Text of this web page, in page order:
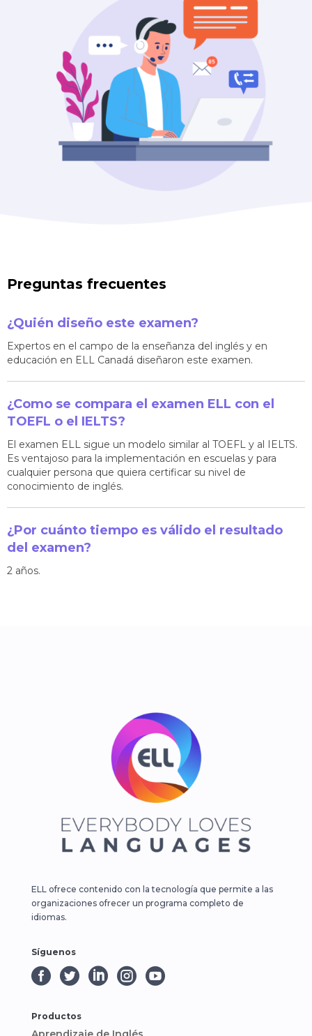
Preguntas frecuentes
¿Quién diseño este examen?
Expertos en el campo de la enseñanza del inglés y en
educación en ELL Canadá diseñaron este examen.
¿Como se compara el examen ELL con el
TOEFL o el IELTS?
El examen ELL sigue un modelo similar al TOEFL y al IELTS.
Es ventajoso para la implementación en escuelas y para
cualquier persona que quiera certificar su nivel de
conocimiento de inglés.
¿Por cuánto tiempo es válido el resultado
del examen?
2 años.
ELL ofrece contenido con la tecnología que permite a las
organizaciones ofrecer un programa completo de
idiomas.
Síguenos
    
Productos